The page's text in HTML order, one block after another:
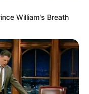
William's Breath